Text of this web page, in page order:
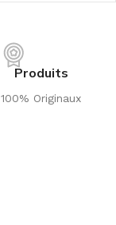
Produits
100% Originaux